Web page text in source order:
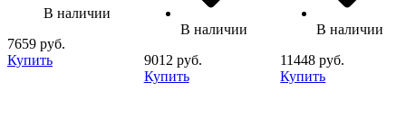
В наличии
7659 руб.
Купить
В наличии
9012 руб.
Купить
В наличии
11448 руб.
Купить